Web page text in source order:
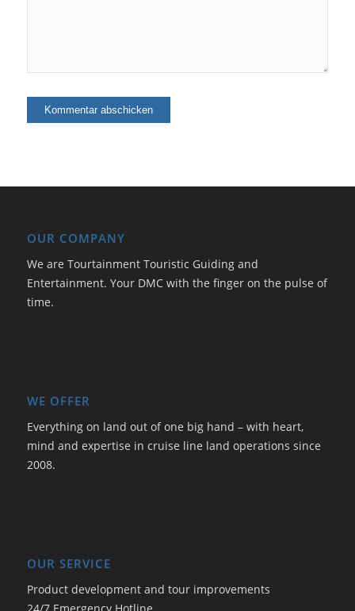
OUR COMPANY
We are Tourtainment Touristic Guiding and
Entertainment. Your DMC with the finger on the pulse of
time.
WE OFFER
Everything on land out of one big hand – with heart,
mind and expertise in cruise line land operations since
2008.
OUR SERVICE
Product development and tour improvements